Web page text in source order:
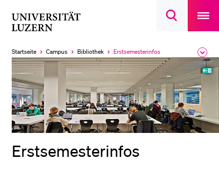
Suchdialog
main
Startseite Campus Bibliothek
Aktuell
ausgewählt
Erstsemesterinfos
des
Erstsemesterinfos
LETZTE SUCHEN
DIE UNI FÜR…
Schulklassen und Lehrpersonen
Studien­interessierte
Studierende
Forschende
Mitarbeitende